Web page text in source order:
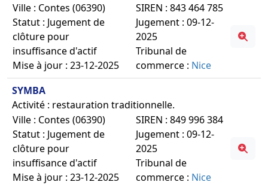
Ville : Contes (06390)
Statut : Jugement de
clôture pour
insuffisance d'actif
Mise à jour : 23-12-2025
SIREN : 843 464 785
Jugement : 09-12-
2025
Tribunal de
commerce : Nice
SYMBA
Activité : restauration traditionnelle.
Ville : Contes (06390)
Statut : Jugement de
clôture pour
insuffisance d'actif
Mise à jour : 23-12-2025
SIREN : 849 996 384
Jugement : 09-12-
2025
Tribunal de
commerce : Nice